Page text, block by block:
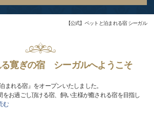
【公式】ペットと泊まれる宿 シーガル
寛ぎの宿 シーガルへようこそ
まれる宿』をオープンいたしました。
お過ごし頂ける宿、飼い主様が癒される宿を目指し
む